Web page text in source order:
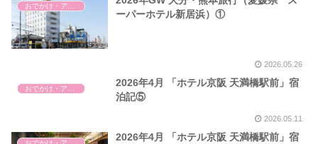
ーパーホテル新居浜）①
2026.05.26
おでかけ・アウトドア・旅行
2026年4月 「ホテル京阪 天満橋駅前」宿
泊記⑤
2026.05.11
2026年4月 「ホテル京阪 天満橋駅前」宿